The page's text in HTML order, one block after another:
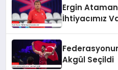
Ergin
İhtiyacımız
Akgül Seçildi